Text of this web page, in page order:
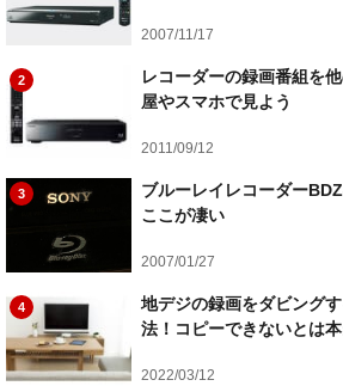
2007/11/17
2
レコーダーの録画番組を
屋やスマホで見よう
2011/09/12
3
ブルーレイレコーダー
ここが凄い
2007/01/27
4
地デジの録画をダビング
法！コピーできないとは
2022/03/12